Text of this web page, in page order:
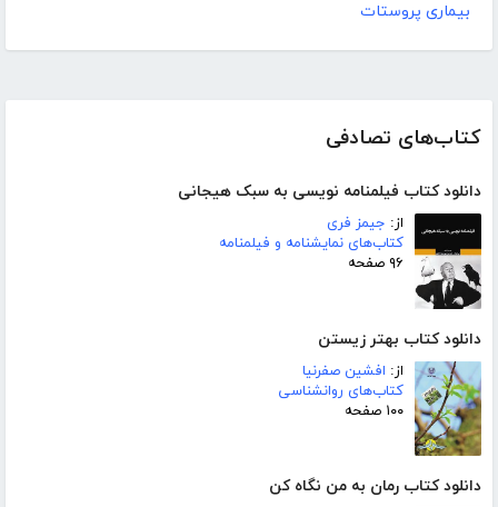
کتاب‌های تصادفی
دانلود کتاب فیلمنامه نویسی به سبک هیجانی
از: جیمز فری
کتاب‌های نمایشنامه و فیلمنامه
۹۶ صفحه
دانلود کتاب بهتر زیستن
از: افشین صفرنیا
کتاب‌های روانشناسی
۱۰۰ صفحه
دانلود کتاب رمان به من نگاه کن
بیماری پروستات